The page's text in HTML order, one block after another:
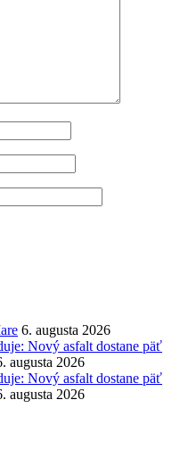
6. augusta 2026
Nový asfalt dostane päť
augusta 2026
Nový asfalt dostane päť
augusta 2026